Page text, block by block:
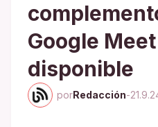
Google
disponible
porRedacción-